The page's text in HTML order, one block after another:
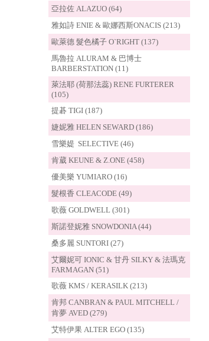
亞拉佐 ALAZUO (64)
雅如詩 ENIE & 歐娜西斯ONACIS (213)
歐萊德 髮色橘子 O`RIGHT (137)
馬魯拉 ALURAM & 巴博士
BARBERSTATION (11)
萊法耶 (荷那法蕊) RENE FURTERER
(105)
提碁 TIGI (187)
婕妮雅 HELEN SEWARD (186)
雪樂媞 SELECTIVE (46)
肯葳 KEUNE & Z.ONE (458)
優美樂 YUMIARO (16)
髮根香 CLEACODE (49)
歌薇 GOLDWELL (301)
斯諾登妮雅 SNOWDONIA (44)
桑多麗 SUNTORI (27)
艾爾妮可 IONIC & 甘丹 SILKY & 法瑪克
FARMAGAN (51)
歌薇 KMS / KERASILK (213)
肯邦 CANBRAN & PAUL MITCHELL /
肯夢 AVED (279)
艾特伊果 ALTER EGO (135)